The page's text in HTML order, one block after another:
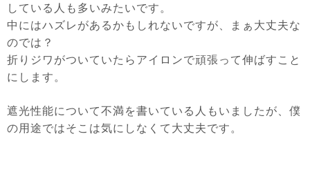
している人も多いみたいです。
中にはハズレがあるかもしれないですが、まぁ大丈夫な
のでは？
折りジワがついていたらアイロンで頑張って伸ばすこと
にします。
遮光性能について不満を書いている人もいましたが、僕
の用途ではそこは気にしなくて大丈夫です。